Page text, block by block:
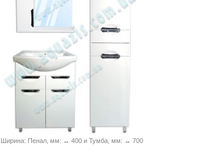
Ширина: Пенал, мм: ↔ 400 и Тумба, мм: ↔ 700